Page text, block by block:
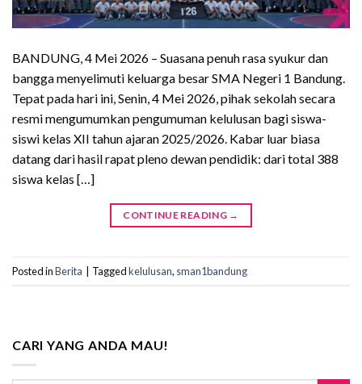
BANDUNG, 4 Mei 2026 – Suasana penuh rasa syukur dan
bangga menyelimuti keluarga besar SMA Negeri 1 Bandung.
Tepat pada hari ini, Senin, 4 Mei 2026, pihak sekolah secara
resmi mengumumkan pengumuman kelulusan bagi siswa-
siswi kelas XII tahun ajaran 2025/2026. Kabar luar biasa
datang dari hasil rapat pleno dewan pendidik: dari total 388
siswa kelas […]
CONTINUE READING →
Posted inBerita | Taggedkelulusan, sman1bandung
CARI YANG ANDA MAU!